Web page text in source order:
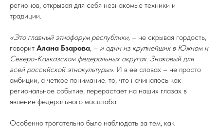
регионов, открывая для себя незнакомые техники и
традиции.
«Это главный этнофорум республики, – не скрывая гордость,
говорит Алана Бзарова, – и один из крупнейших в Южном и
Северо-Кавказском федеральных округах. Знаковый для
всей российской этнокультуры». И в ее словах – не просто
амбиции, а четкое понимание: то, что начиналось как
региональное событие, перерастает на наших глазах в
явление федерального масштаба.
Особенно трогательно было наблюдать за тем, как